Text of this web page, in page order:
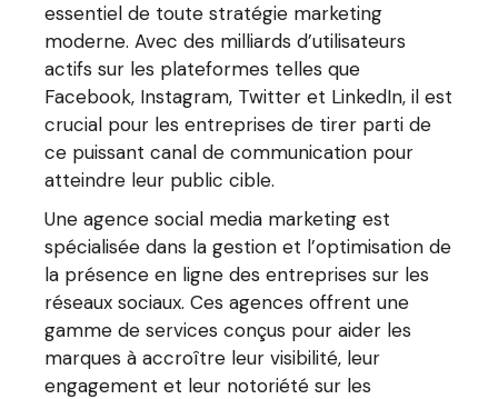
essentiel de toute stratégie marketing
moderne. Avec des milliards d’utilisateurs
actifs sur les plateformes telles que
Facebook, Instagram, Twitter et LinkedIn, il est
crucial pour les entreprises de tirer parti de
ce puissant canal de communication pour
atteindre leur public cible.
Une agence social media marketing est
spécialisée dans la gestion et l’optimisation de
la présence en ligne des entreprises sur les
réseaux sociaux. Ces agences offrent une
gamme de services conçus pour aider les
marques à accroître leur visibilité, leur
engagement et leur notoriété sur les